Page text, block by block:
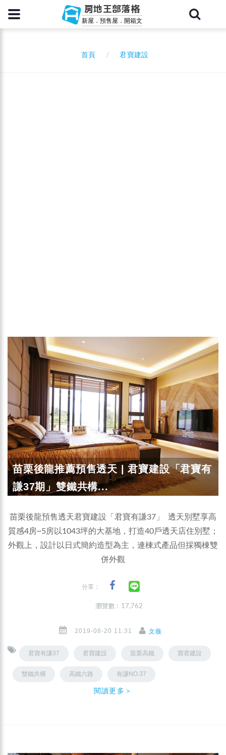
房地王部落格
新屋．預售屋．開箱文
首頁 君寶建設
苗栗後龍推薦預售透天 | 君寶建設「君寶有
謙37期」雙鐵共構...
苗栗後龍預售透天君寶建設「君寶有謙37」 透天別墅享高
質感4房~5房以1043坪的大基地，打造40戶透天店住別墅；
外觀上，設計以日式簡約造型為主，連棟式產品但採獨棟雙
併外觀
分享：
瀏覽數 : 17,762
2019-08-20 11:31 文薇
君寶有謙37 君寶建設 苗栗高鐵 寶君建設
雙鐵共構 高鐵六路 有謙NO.37
閱讀更多＞